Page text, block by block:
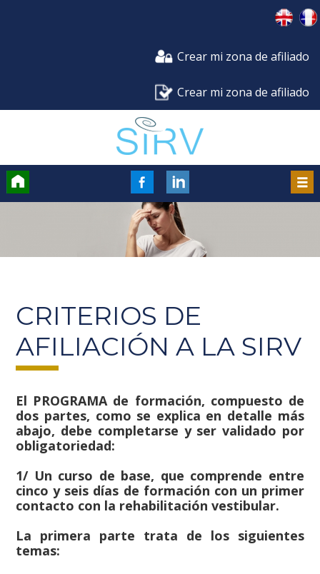
Crear mi zona de afiliado
Crear mi zona de afiliado
FaceBook
CRITERIOS DE
AFILIACIÓN A LA SIRV
El PROGRAMA de formación, compuesto de
dos partes, como se explica en detalle más
abajo, debe completarse y ser validado por
obligatoriedad:
1/ Un curso de base, que comprende entre
cinco y seis días de formación con un primer
contacto con la rehabilitación vestibular.
La primera parte trata de los siguientes
temas: